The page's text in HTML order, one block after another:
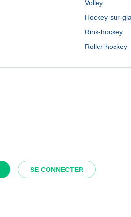
SE CONNECTER
Volley
Hockey-sur-
Rink-hockey
Roller-hockey